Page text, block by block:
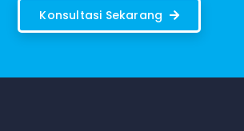
Konsultasi Sekarang